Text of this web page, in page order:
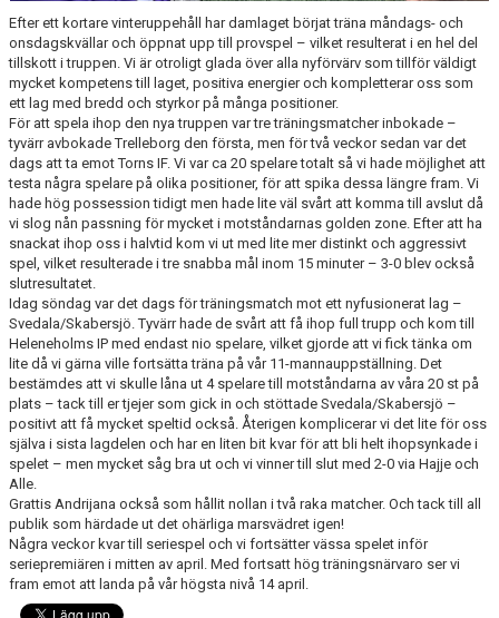
Efter ett kortare vinteruppehåll har damlaget börjat träna måndags- och
onsdagskvällar och öppnat upp till provspel – vilket resulterat i en hel del
tillskott i truppen. Vi är otroligt glada över alla nyförvärv som tillför väldigt
mycket kompetens till laget, positiva energier och kompletterar oss som
ett lag med bredd och styrkor på många positioner.
För att spela ihop den nya truppen var tre träningsmatcher inbokade –
tyvärr avbokade Trelleborg den första, men för två veckor sedan var det
dags att ta emot Torns IF. Vi var ca 20 spelare totalt så vi hade möjlighet att
testa några spelare på olika positioner, för att spika dessa längre fram. Vi
hade hög possession tidigt men hade lite väl svårt att komma till avslut då
vi slog nån passning för mycket i motståndarnas golden zone. Efter att ha
snackat ihop oss i halvtid kom vi ut med lite mer distinkt och aggressivt
spel, vilket resulterade i tre snabba mål inom 15 minuter – 3-0 blev också
slutresultatet.
Idag söndag var det dags för träningsmatch mot ett nyfusionerat lag –
Svedala/Skabersjö. Tyvärr hade de svårt att få ihop full trupp och kom till
Heleneholms IP med endast nio spelare, vilket gjorde att vi fick tänka om
lite då vi gärna ville fortsätta träna på vår 11-mannauppställning. Det
bestämdes att vi skulle låna ut 4 spelare till motståndarna av våra 20 st på
plats – tack till er tjejer som gick in och stöttade Svedala/Skabersjö –
positivt att få mycket speltid också. Återigen komplicerar vi det lite för oss
själva i sista lagdelen och har en liten bit kvar för att bli helt ihopsynkade i
spelet – men mycket såg bra ut och vi vinner till slut med 2-0 via Hajje och
Alle.
Grattis Andrijana också som hållit nollan i två raka matcher. Och tack till all
publik som härdade ut det ohärliga marsvädret igen!
Några veckor kvar till seriespel och vi fortsätter vässa spelet inför
seriepremiären i mitten av april. Med fortsatt hög träningsnärvaro ser vi
fram emot att landa på vår högsta nivå 14 april.